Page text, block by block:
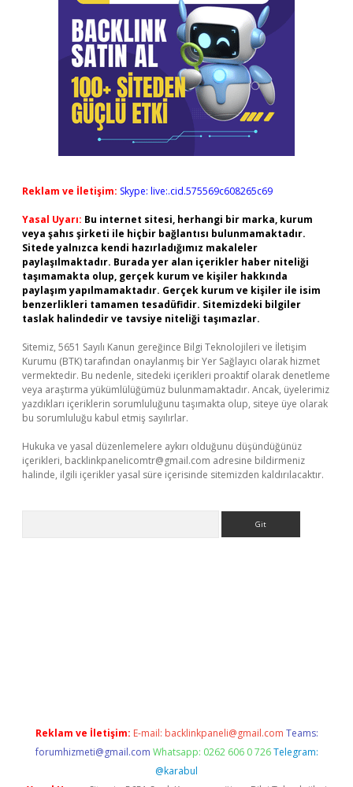
Reklam ve İletişim: Skype: live:.cid.575569c608265c69
Yasal Uyarı: Bu internet sitesi, herhangi bir marka, kurum
veya şahıs şirketi ile hiçbir bağlantısı bulunmamaktadır.
Sitede yalnızca kendi hazırladığımız makaleler
paylaşılmaktadır. Burada yer alan içerikler haber niteliği
taşımamakta olup, gerçek kurum ve kişiler hakkında
paylaşım yapılmamaktadır. Gerçek kurum ve kişiler ile isim
benzerlikleri tamamen tesadüfidir. Sitemizdeki bilgiler
taslak halindedir ve tavsiye niteliği taşımazlar.
Sitemiz, 5651 Sayılı Kanun gereğince Bilgi Teknolojileri ve İletişim
Kurumu (BTK) tarafından onaylanmış bir Yer Sağlayıcı olarak hizmet
vermektedir. Bu nedenle, sitedeki içerikleri proaktif olarak denetleme
veya araştırma yükümlülüğümüz bulunmamaktadır. Ancak, üyelerimiz
yazdıkları içeriklerin sorumluluğunu taşımakta olup, siteye üye olarak
bu sorumluluğu kabul etmiş sayılırlar.
Hukuka ve yasal düzenlemelere aykırı olduğunu düşündüğünüz
içerikleri, backlinkpanelicomtr@gmail.com adresine bildirmeniz
halinde, ilgili içerikler yasal süre içerisinde sitemizden kaldırılacaktır.
Reklam ve İletişim: E-mail: backlinkpaneli@gmail.com Teams:
forumhizmeti@gmail.com Whatsapp: 0262 606 0 726 Telegram:
@karabul